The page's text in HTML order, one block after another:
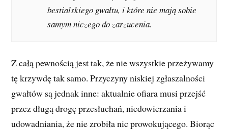
bestialskiego gwałtu, i które nie mają sobie
samym niczego do zarzucenia.
Z całą pewnością jest tak, że nie wszystkie przeżywamy
tę krzywdę tak samo. Przyczyny niskiej zgłaszalności
gwałtów są jednak inne: aktualnie ofiara musi przejść
przez długą drogę przesłuchań, niedowierzania i
udowadniania, że nie zrobiła nic prowokującego. Biorąc